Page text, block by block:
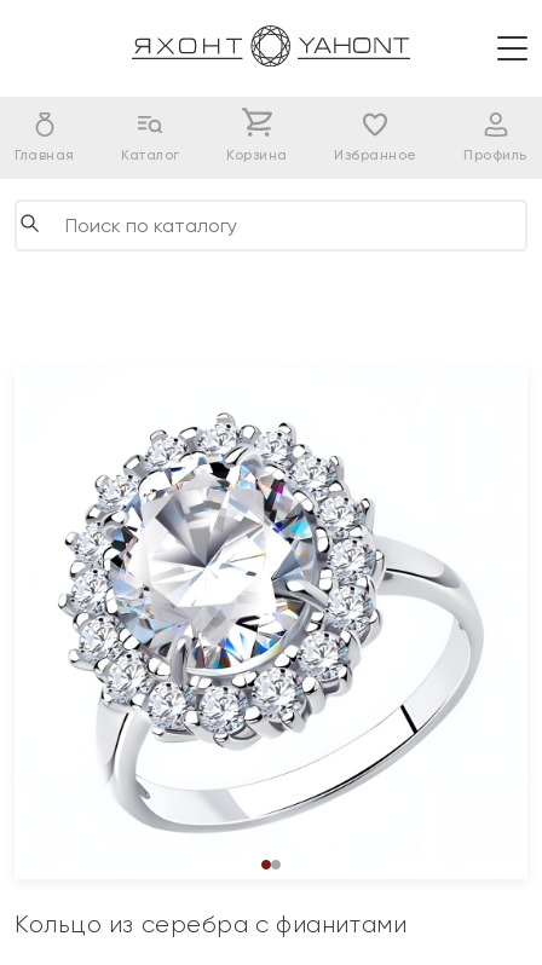
Главная Каталог Корзина Избранное Профиль
Кольцо из серебра с фианитами